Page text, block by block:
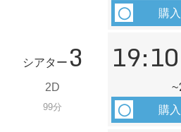
購入
シアター 3
2D
99分
19:10
~
購入